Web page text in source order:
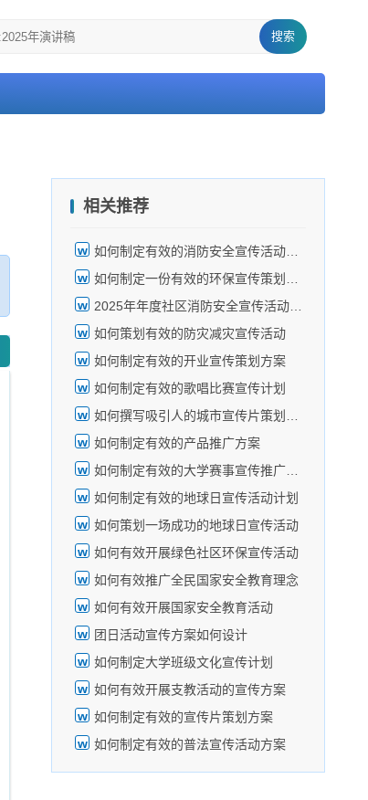
搜索
相关推荐
如何制定有效的消防安全宣传活动计划
如何制定一份有效的环保宣传策划方案
2025年年度社区消防安全宣传活动策划怎么做
如何策划有效的防灾减灾宣传活动
如何制定有效的开业宣传策划方案
如何制定有效的歌唱比赛宣传计划
如何撰写吸引人的城市宣传片策划方案
如何制定有效的产品推广方案
如何制定有效的大学赛事宣传推广策略
如何制定有效的地球日宣传活动计划
如何策划一场成功的地球日宣传活动
如何有效开展绿色社区环保宣传活动
如何有效推广全民国家安全教育理念
如何有效开展国家安全教育活动
团日活动宣传方案如何设计
如何制定大学班级文化宣传计划
如何有效开展支教活动的宣传方案
如何制定有效的宣传片策划方案
如何制定有效的普法宣传活动方案